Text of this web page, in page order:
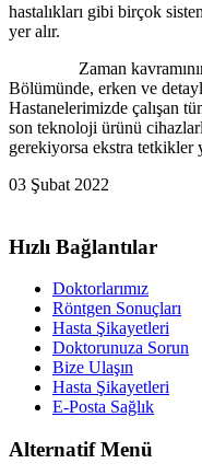
hastalıkları gibi birçok
yer alır.
Zaman kavramının
Bölümünde, erken ve
Hastanelerimizde çalışan
son teknoloji ürünü
gerekiyorsa ekstra tetkikler
03 Şubat 2022
Hızlı Bağlantılar
Doktorlarımız
Röntgen Sonuçları
Hasta Şikayetleri
Doktorunuza Sorun
Bize Ulaşın
Hasta Şikayetleri
E-Posta Sağlık
Alternatif Menü